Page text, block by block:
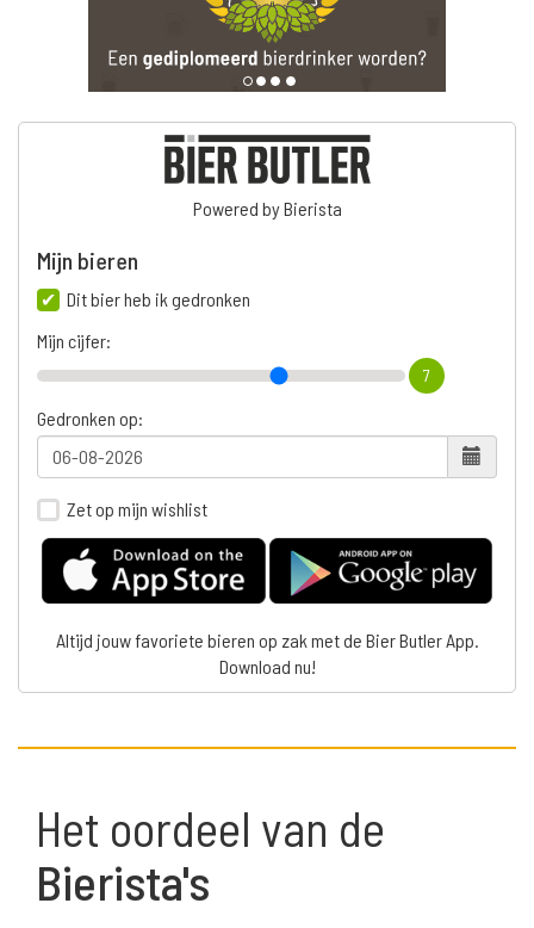
Powered by Bierista
Mijn bieren
Dit bier heb ik gedronken
Mijn cijfer:
7
Gedronken op:
Zet op mijn wishlist
Altijd jouw favoriete bieren op zak met de Bier Butler App.
Download nu!
Het oordeel van de
Bierista's